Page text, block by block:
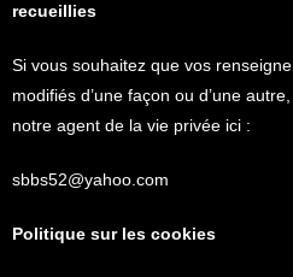
recueillies
Si vous souhaitez que vos
modifiés d’une façon ou d’une
notre agent de la vie privée ici :
sbbs52@yahoo.com
Politique sur les cookies